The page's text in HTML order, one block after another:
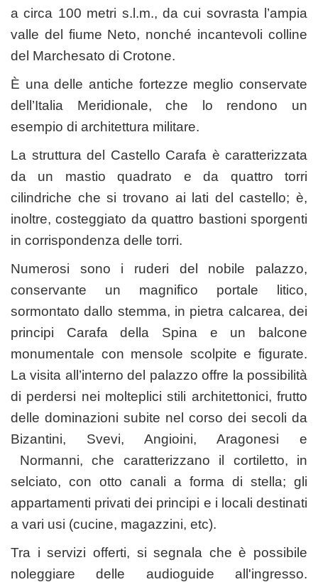
a circa 100 metri s.l.m., da cui sovrasta l’ampia
valle del fiume Neto, nonché incantevoli colline
del Marchesato di Crotone.
È una delle antiche fortezze meglio conservate
dell’Italia Meridionale, che lo rendono un
esempio di architettura militare.
La struttura del Castello Carafa è caratterizzata
da un mastio quadrato e da quattro torri
cilindriche che si trovano ai lati del castello; è,
inoltre, costeggiato da quattro bastioni sporgenti
in corrispondenza delle torri.
Numerosi sono i ruderi del nobile palazzo,
conservante un magnifico portale litico,
sormontato dallo stemma, in pietra calcarea, dei
principi Carafa della Spina e un balcone
monumentale con mensole scolpite e figurate.
La visita all’interno del palazzo offre la possibilità
di perdersi nei molteplici stili architettonici, frutto
delle dominazioni subite nel corso dei secoli da
Bizantini, Svevi, Angioini, Aragonesi e
Normanni, che caratterizzano il cortiletto, in
selciato, con otto canali a forma di stella; gli
appartamenti privati dei principi e i locali destinati
a vari usi (cucine, magazzini, etc).
Tra i servizi offerti, si segnala che è possibile
noleggiare delle audioguide all'ingresso.